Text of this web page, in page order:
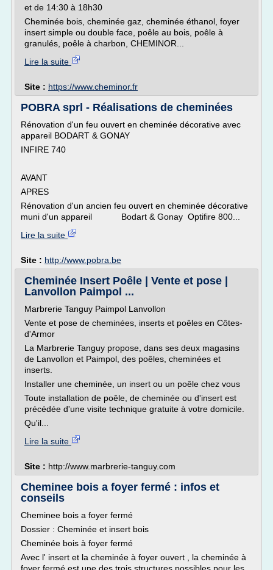
et de 14:30 à 18h30
Cheminée bois, cheminée gaz, cheminée éthanol, foyer
insert simple ou double face, poêle au bois, poêle à
granulés, poêle à charbon, CHEMINOR...
Lire la suite
Site : https://www.cheminor.fr
POBRA sprl - Réalisations de cheminées
Rénovation d'un feu ouvert en cheminée décorative avec
appareil BODART & GONAY
INFIRE 740
AVANT
APRES
Rénovation d'un ancien feu ouvert en cheminée décorative
muni d'un appareil Bodart & Gonay Optifire 800...
Lire la suite
Site : http://www.pobra.be
Cheminée Insert Poêle | Vente et pose |
Lanvollon Paimpol ...
Marbrerie Tanguy Paimpol Lanvollon
Vente et pose de cheminées, inserts et poêles en Côtes-
d'Armor
La Marbrerie Tanguy propose, dans ses deux magasins
de Lanvollon et Paimpol, des poêles, cheminées et
inserts.
Installer une cheminée, un insert ou un poêle chez vous
Toute installation de poêle, de cheminée ou d'insert est
précédée d'une visite technique gratuite à votre domicile.
Qu'il...
Lire la suite
Site : http://www.marbrerie-tanguy.com
Cheminee bois a foyer fermé : infos et
conseils
Cheminee bois a foyer fermé
Dossier : Cheminée et insert bois
Cheminée bois à foyer fermé
Avec l' insert et la cheminée à foyer ouvert , la cheminée à